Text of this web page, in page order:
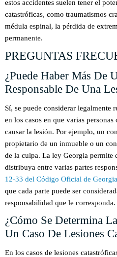
estos accidentes suelen tener el
catastróficas, como traumatismos
médula espinal, la pérdida de
permanente.
PREGUNTAS
¿Puede Haber Más De
Responsable De Una
Sí, se puede considerar legalmente
en los casos en que varias
causar la lesión. Por ejemplo, un
propietario de un inmueble o un
de la culpa. La ley Georgia permite
distribuya entre varias partes
12-33 del Código Oficial de
que cada parte puede ser
responsabilidad que le corresponda.
¿Cómo Se Determina
Un Caso De Lesiones
En los casos de lesiones